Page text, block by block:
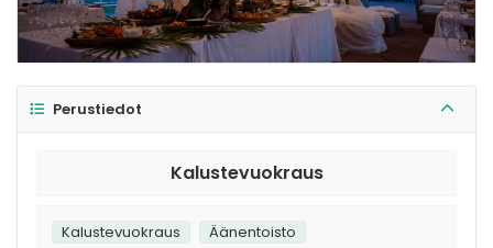
Perustiedot
Kalustevuokraus
Kalustevuokraus
Äänentoisto